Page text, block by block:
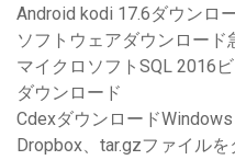
Android kodi 17.6ダウンロ
ソフトウェアダウンロード
マイクロソフトSQL 2016
ダウンロード
Cdexダウンロード
Dropbox、tar.gzファイル